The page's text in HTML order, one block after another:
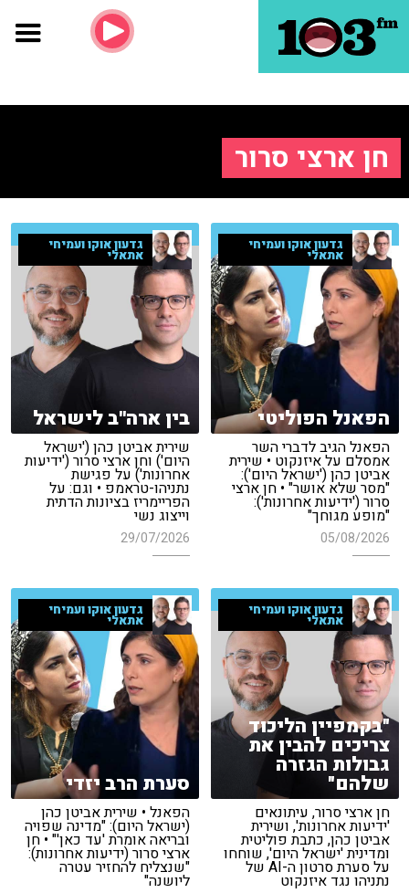
חן ארצי סרור
גדעון אוקו ועמיחי
אתאלי
הפאנל הפוליטי
הפאנל הגיב לדברי השר
אמסלם על איזנקוט • שירית
אביטן כהן ('ישראל היום'):
"מסר שלא אושר" • חן ארצי
סרור ('ידיעות אחרונות'):
"מופע מגוחך"
05/08/2026
גדעון אוקו ועמיחי
אתאלי
בין ארה''ב לישראל
שירית אביטן כהן ('ישראל
היום') וחן ארצי סרור ('ידיעות
אחרונות') על פגישת
נתניהו-טראמפ • וגם: על
הפריימריז בציונות הדתית
וייצוג נשי
29/07/2026
גדעון אוקו ועמיחי
אתאלי
"בקמפיין הליכוד
צריכים להבין את
גבולות הגזרה
שלהם"
חן ארצי סרור, עיתונאים
'ידיעות אחרונות', ושירית
אביטן כהן, כתבת פוליטית
ומדינית 'ישראל היום', שוחחו
על סערת סרטון ה-AI של
נתניהו נגד איזנקוט
גדעון אוקו ועמיחי
אתאלי
סערת הרב יזדי
הפאנל • שירית אביטן כהן
(ישראל היום): "מדינה שפויה
ובריאה אומרת 'עד כאן'" • חן
ארצי סרור (ידיעות אחרונות):
"שנצליח להחזיר עטרה
ליושנה"